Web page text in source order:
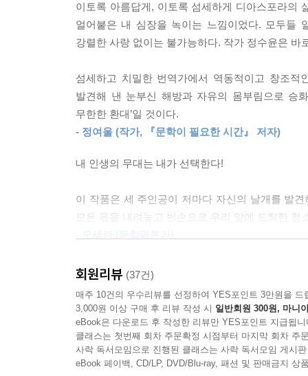
중국에서 위태로운 나날을 이어 가는 중이다. 오
생애 처음으로 푸른 바다에 다다른다.
청소년 인물들의 주체적인 목소리가 인상적이다.
작품이 아직 드물다는 점 또한 우리가 이 소설을
비극 속 타자가 아닌, 고유한 존엄을 지닌 자기 서
문학적으로 진일보한 지점에 가닿는다. 이 작
그들의 삶을 마주하고자 북한을 떠나온 친구들과
멋진 축구 선수가 되고 싶다는 꿈을 품은 작품 속
없는 한 사람, 한 사람의 고유한 존엄과 진실한 얼
바깥을 사유하며, 경계 너머로 세계를 넓히는 문학
이토록 아름답게, 이토록 섬세하게 디아스포라의
얼어붙은 내 심장을 녹이는 느낌이었다. 모두들
강렬한 사랑 없이는 불가능하다. 작가 정수윤은
섬세하고 치밀한 번역가에서 역동적이고 창조
발견해 낸 눈부신 해방과 자유의 몸부림으로 승
무한한 환대’일 것이다.
- 정여울 (작가, 『문학이 필요한 시간』 저자)
내 인생의 무대는 내가 선택한다!
이 작품은 세 주인공이 저마다 자신의 날개를 발
모든 몫을 내려놓고 빈손으로 우리 앞에 도착한
『파도의 아이들』은 이들을 용기를 내어 세상
서사의 흐름 속에서 탈북 청소년 이야기는 한
아이들이 원하는 삶이 우리와 다르지 않다는 데
함께 가자고 이야기하는 이 소설에 찬사를 보낸다.
- 조인혜 (국어 교사)
열여섯 살 ‘설’, ‘광민’, ‘여름’이 겪어 내는 모험
회원리뷰 (37건)
매주 10건의 우수리뷰를 선정하여 YES포인트 3만원을 드
3,000원 이상 구매 후 리뷰 작성 시 일반회원 300원, 마니
eBook은 다운로드 후 작성한 리뷰만 YES포인트 지급됩니
클래스는 첫번째 회차 주문확정 시점부터 마지막 회차 주
사락 독서모임으로 진행된 클래스는 사락 독서모임 게시
eBook 페이백, CD/LP, DVD/Blu-ray, 패션 및 판매금지 상